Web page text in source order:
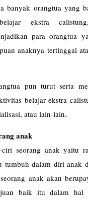
banyak orangtua yang
ekstra
para orangtua
anaknya tertinggal
pun turut serta
belajar ekstra
atau lain-lain.
anak
ciri seorang anak yaitu
tumbuh dalam diri anak
anak akan
baik itu dalam hal